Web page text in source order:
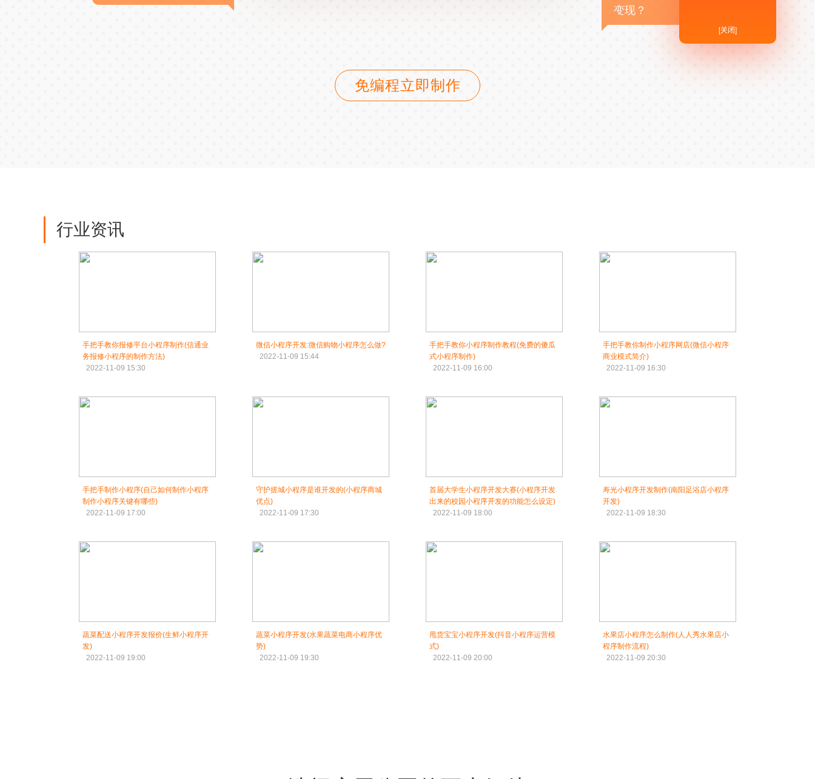
变现？
免编程立即制作
行业资讯
手把手教你报修平台小程序制作(信通业
务报修小程序的制作方法)
2022-11-09 15:30
微信小程序开发:微信购物小程序怎么做?
2022-11-09 15:44
手把手教你小程序制作教程(免费的傻瓜
式小程序制作)
2022-11-09 16:00
手把手教你制作小程序网店(微信小程序
商业模式简介)
2022-11-09 16:30
手把手制作小程序(自己如何制作小程序
制作小程序关键有哪些)
2022-11-09 17:00
守护搓城小程序是谁开发的(小程序商城
优点)
2022-11-09 17:30
首届大学生小程序开发大赛(小程序开发
出来的校园小程序开发的功能怎么设定)
2022-11-09 18:00
寿光小程序开发制作(南阳足浴店小程序
开发)
2022-11-09 18:30
蔬菜配送小程序开发报价(生鲜小程序开
发)
2022-11-09 19:00
蔬菜小程序开发(水果蔬菜电商小程序优
势)
2022-11-09 19:30
甩货宝宝小程序开发(抖音小程序运营模
式)
2022-11-09 20:00
水果店小程序怎么制作(人人秀水果店小
程序制作流程)
2022-11-09 20:30
[关闭]